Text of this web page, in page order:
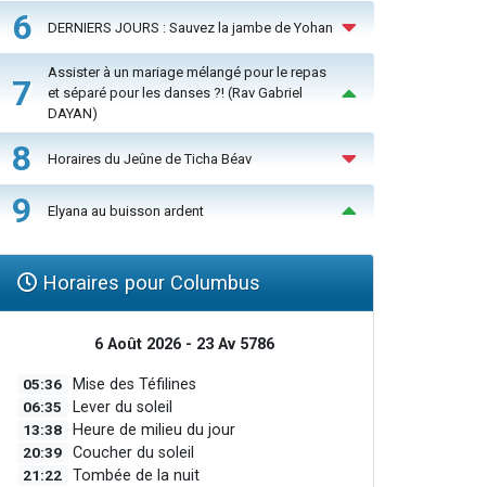
6 DERNIERS JOURS : Sauvez la jambe de Yohan
7
Assister à un mariage mélangé pour le repas
et séparé pour les danses ?! (Rav Gabriel
DAYAN)
8 Horaires du Jeûne de Ticha Béav
9 Elyana au buisson ardent
Horaires pour Columbus
6 Août 2026 - 23 Av 5786
05:36 Mise des Téfilines
06:35 Lever du soleil
13:38 Heure de milieu du jour
20:39 Coucher du soleil
21:22 Tombée de la nuit